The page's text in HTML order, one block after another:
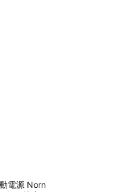
電源 Norn